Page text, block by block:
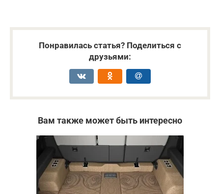
Понравилась статья? Поделиться с
друзьями:
Вам также может быть интересно